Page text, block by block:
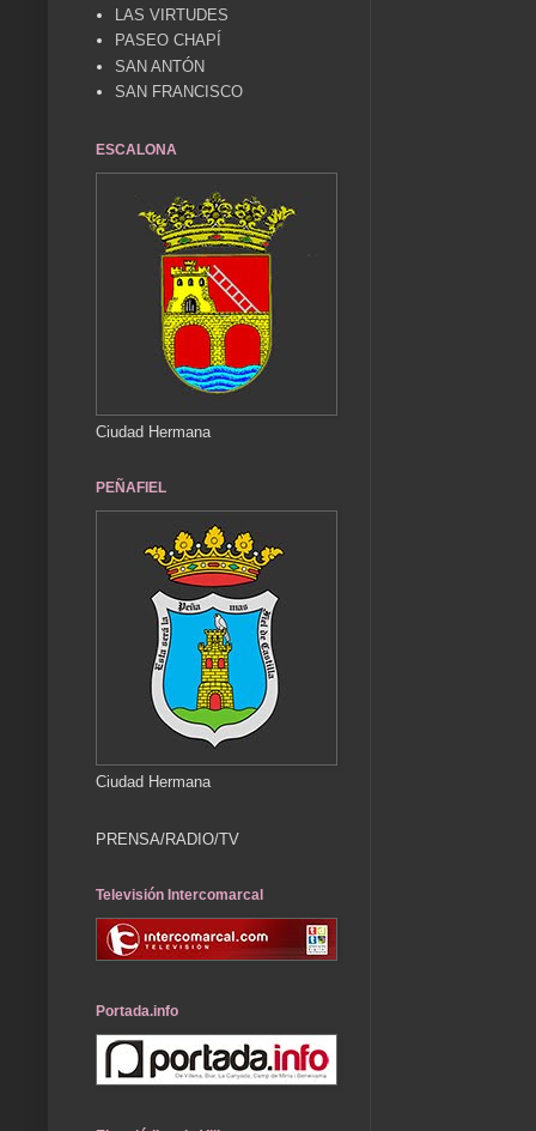
LAS VIRTUDES
PASEO CHAPÍ
SAN ANTÓN
SAN FRANCISCO
ESCALONA
Ciudad Hermana
PEÑAFIEL
Ciudad Hermana
PRENSA/RADIO/TV
Televisión Intercomarcal
Portada.info